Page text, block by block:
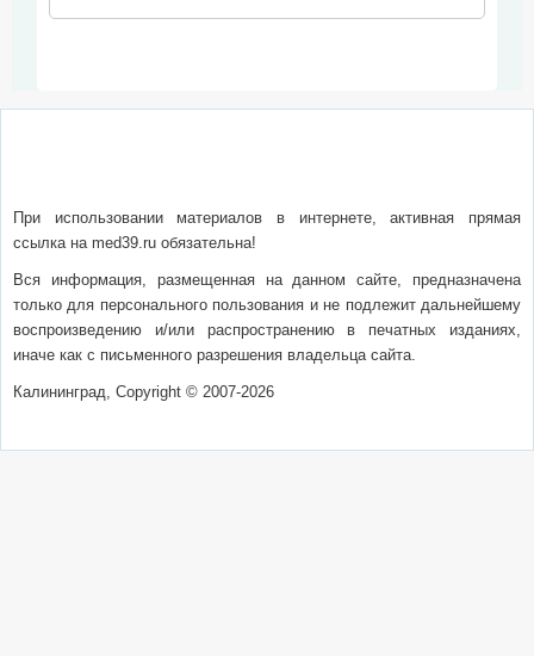
При использовании материалов в интернете, активная прямая
ссылка на med39.ru обязательна!
Вся информация, размещенная на данном сайте, предназначена
только для персонального пользования и не подлежит дальнейшему
воспроизведению и/или распространению в печатных изданиях,
иначе как с письменного разрешения владельца сайта.
Калининград, Copyright © 2007-2026